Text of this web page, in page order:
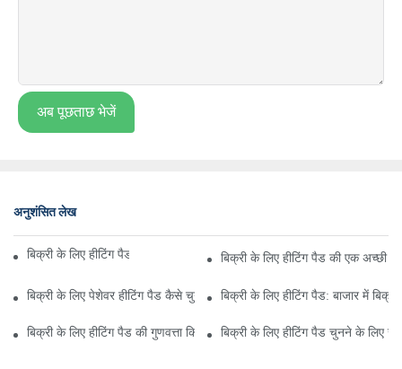
अब पूछताछ भेजें
अनुशंसित लेख
बिक्री के लिए हीटिंग पैड के लाभों के पीछे एक नज़रबिक्री के लिए हीटिंग पैड की एक अच्छी
बिक्री के लिए पेशेवर हीटिंग पैड कैसे चुनें? बिक्री के लिए हीटिंग पैड: बाजार में
बिक्री के लिए हीटिंग पैड की गुणवत्ता किन कारकों से प्रभावित होती है
बिक्री के लिए हीटिंग पैड चुनने के लिए